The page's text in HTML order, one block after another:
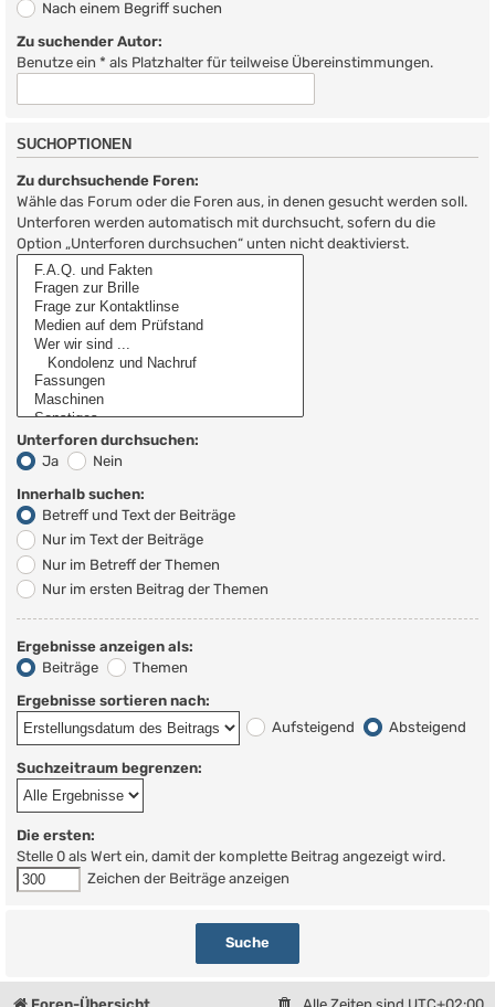
Nach einem Begriff suchen
Zu suchender Autor:
Benutze ein * als Platzhalter für teilweise Übereinstimmungen.
SUCHOPTIONEN
Zu durchsuchende Foren:
Wähle das Forum oder die Foren aus, in denen gesucht werden soll.
Unterforen werden automatisch mit durchsucht, sofern du die
Option „Unterforen durchsuchen“ unten nicht deaktivierst.
Unterforen durchsuchen:
Ja
Nein
Innerhalb suchen:
Betreff und Text der Beiträge
Nur im Text der Beiträge
Nur im Betreff der Themen
Nur im ersten Beitrag der Themen
Ergebnisse anzeigen als:
Beiträge
Themen
Ergebnisse sortieren nach:
Aufsteigend
Absteigend
Suchzeitraum begrenzen:
Die ersten:
Stelle 0 als Wert ein, damit der komplette Beitrag angezeigt wird.
Zeichen der Beiträge anzeigen